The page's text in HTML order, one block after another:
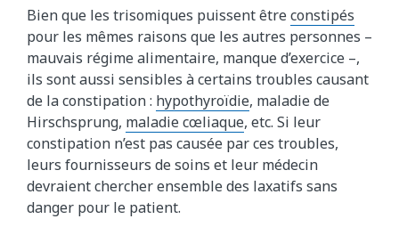
Bien que les trisomiques puissent êtreconstipés
pour les mêmes raisons que les autres personnes –
mauvais régime alimentaire, manque d’exercice –,
ils sont aussi sensibles à certains troubles causant
de la constipation : hypothyroïdie, maladie de
Hirschsprung, maladie cœliaque, etc. Si leur
constipation n’est pas causée par ces troubles,
leurs fournisseurs de soins et leur médecin
devraient chercher ensemble des laxatifs sans
danger pour le patient.